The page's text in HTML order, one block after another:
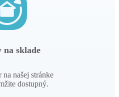
na sklade
našej stránke
dostupný.